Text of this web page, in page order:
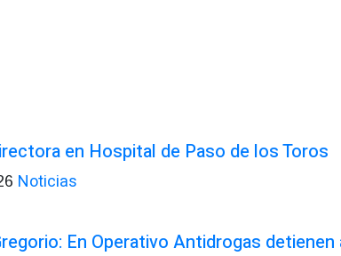
en Hospital de Paso de los Toros
Noticias
En Operativo Antidrogas